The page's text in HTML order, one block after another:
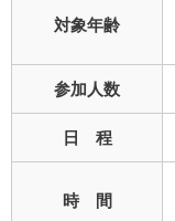
対象年齢
参加人数
日 程
時 間